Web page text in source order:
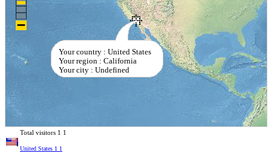
Your country : United States
Your region : California
Your city : Undefined
Total visitors 1 1
United States 1 1